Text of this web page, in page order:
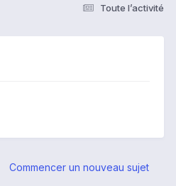
Toute l’activité
Commencer un nouveau sujet